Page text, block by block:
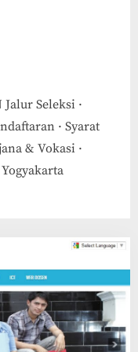
Seleksi ·
· Syarat
& Vokasi ·